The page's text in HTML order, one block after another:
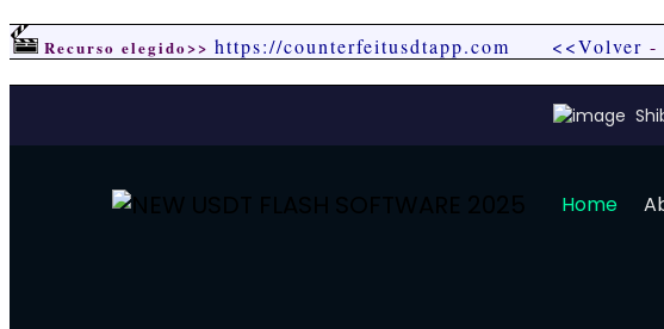
Recurso elegido>> https://counterfeitusdtapp.com <<Volver -